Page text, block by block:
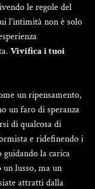
le regole del
l'intimità non è solo
Vivifica i tuoi
un ripensamento,
un faro di speranza
di qualcosa di
e ridefinendo i
la carica
lusso, ma un
attratti dalla